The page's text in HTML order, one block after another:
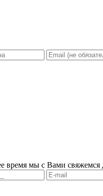
время мы с Вами свяжемся